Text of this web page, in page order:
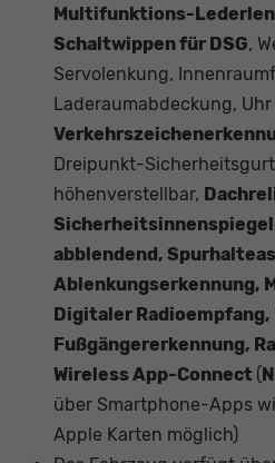
Multifunktions-
Schaltwippen für DSG,
Servolenkung,
Laderaumabdeckung,
Dreipunkt-
höhenverstellbar,
abblendend,
Ablenkungserkennung,
Digitaler
Fußgängererkennung,
Wireless App-Connect (
über Smartphone-Apps
Apple Karten möglich)